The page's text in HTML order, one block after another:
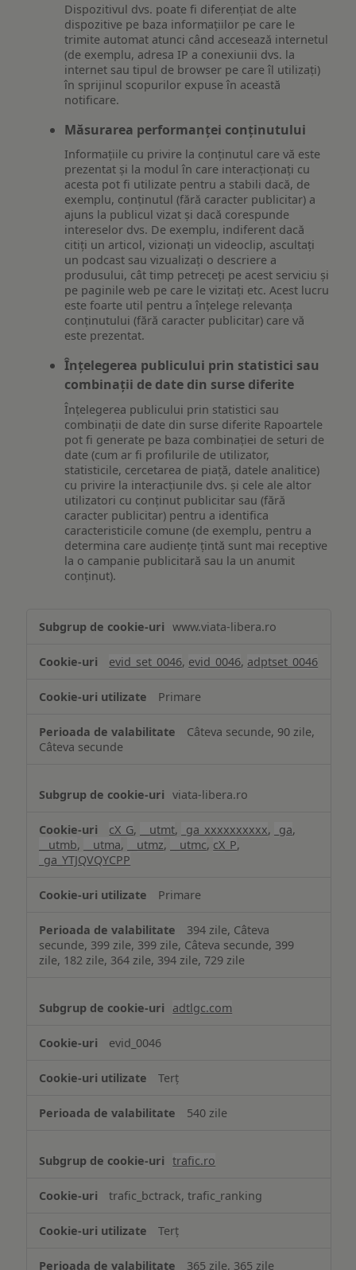
Dispozitivul dvs. poate fi diferențiat de alte
dispozitive pe baza informațiilor pe care le
trimite automat atunci când accesează internetul
(de exemplu, adresa IP a conexiunii dvs. la
internet sau tipul de browser pe care îl utilizați)
în sprijinul scopurilor expuse în această
notificare.
Măsurarea performanței conținutului
Informațiile cu privire la conținutul care vă este
prezentat și la modul în care interacționați cu
acesta pot fi utilizate pentru a stabili dacă, de
exemplu, conținutul (fără caracter publicitar) a
ajuns la publicul vizat și dacă corespunde
intereselor dvs. De exemplu, indiferent dacă
citiți un articol, vizionați un videoclip, ascultați
un podcast sau vizualizați o descriere a
produsului, cât timp petreceți pe acest serviciu și
pe paginile web pe care le vizitați etc. Acest lucru
este foarte util pentru a înțelege relevanța
conținutului (fără caracter publicitar) care vă
este prezentat.
Înțelegerea publicului prin statistici sau
combinații de date din surse diferite
Înțelegerea publicului prin statistici sau
combinații de date din surse diferite Rapoartele
pot fi generate pe baza combinației de seturi de
date (cum ar fi profilurile de utilizator,
statisticile, cercetarea de piață, datele analitice)
cu privire la interacțiunile dvs. și cele ale altor
utilizatori cu conținut publicitar sau (fără
caracter publicitar) pentru a identifica
caracteristicile comune (de exemplu, pentru a
determina care audiențe țintă sunt mai receptive
la o campanie publicitară sau la un anumit
conținut).
www.viata-libera.ro
evid_set_0046, evid_0046, adptset_0046
Primare
Câteva secunde, 90 zile,
Câteva secunde
viata-libera.ro
cX_G, __utmt, _ga_xxxxxxxxxx, _ga,
__utmb, __utma, __utmz, __utmc, cX_P,
_ga_YTJQVQYCPP
Primare
394 zile, Câteva
secunde, 399 zile, 399 zile, Câteva secunde, 399
zile, 182 zile, 364 zile, 394 zile, 729 zile
adtlgc.com
evid_0046
Terț
540 zile
trafic.ro
trafic_bctrack, trafic_ranking
Terț
365 zile, 365 zile